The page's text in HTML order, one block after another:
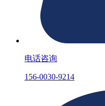
电话咨询
156-0030-9214